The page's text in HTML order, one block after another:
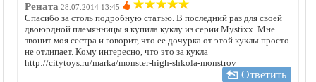
Рената 28.07.2014 13:45
Спасибо за столь подробную статью. В последний раз для своей
двоюрдной племянницы я купила куклу из серии Mystixx. Мне
звонит моя сестра и говорит, что ее дочурка от этой куклы просто
не отлипает. Кому интересно, что это за кукла
http://citytoys.ru/marka/monster-high-shkola-monstrov
Ответить